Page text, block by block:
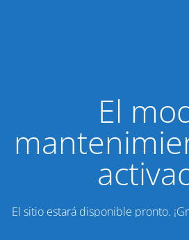
El
El sitio estará disponible pronto.